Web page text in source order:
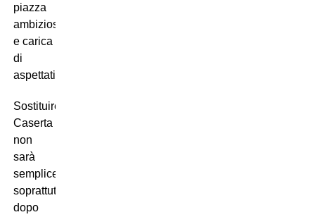
piazza
ambiziosa
e carica
di
aspettative.
Sostituire
Caserta
non
sarà
semplice,
soprattutto
dopo